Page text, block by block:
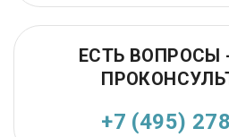
ЕСТЬ ВОПРОСЫ
+7 (495)